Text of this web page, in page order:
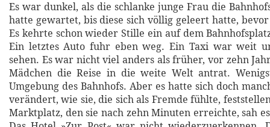
Es war dunkel, als die schlanke junge Frau die
hatte gewartet, bis diese sich völlig geleert hatte,
Es kehrte schon wieder Stille ein auf dem
Ein letztes Auto fuhr eben weg. Ein Taxi war weit
sehen. Es war nicht viel anders als früher, vor zehn
Mädchen die Reise in die weite Welt antrat.
Umgebung des Bahnhofs. Aber es hatte sich doch
verändert, wie sie, die sich als Fremde fühlte,
Marktplatz, den sie nach zehn Minuten erreichte, sah